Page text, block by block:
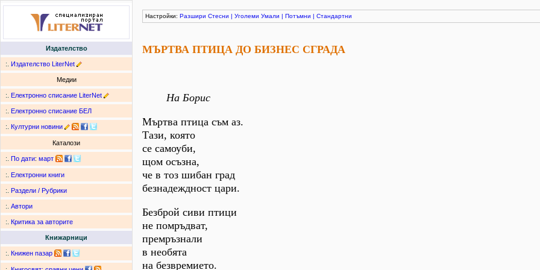
Издателство
:. Издателство LiterNet
Медии
:. Електронно списание LiterNet
:. Електронно списание БЕЛ
:. Културни новини
Каталози
:. По дати: март
:. Електронни книги
:. Раздели / Рубрики
:. Автори
:. Критика за авторите
Книжарници
:. Книжен пазар
Настройки: Разшири Стесни | Уголеми Умали | Потъмни | Стандартни
МЪРТВА ПТИЦА ДО БИЗНЕС СГРАДА
На Борис
Мъртва птица съм аз.
Тази, която
се самоуби,
щом осъзна,
че в тоз шибан град
безнадеждност цари.
Безброй сиви птици
не помръдват,
премръзнали
в необята
на безвремието.